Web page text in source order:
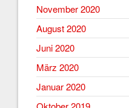
November 2020
August 2020
Juni 2020
März 2020
Januar 2020